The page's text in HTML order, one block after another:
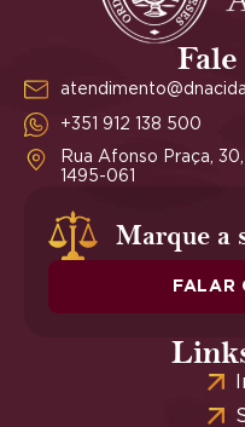
+351 912 138 500
Rua Afonso Praça,
1495-061
Marque a
FALAR